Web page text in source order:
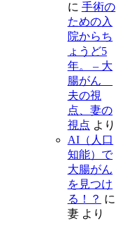
に 手術の
ための入
院からち
ょうど5
年。 – 大
腸がん
夫の視
点、妻の
視点 より
AI（人口
知能）で
大腸がん
を見つけ
る！？ に
妻より